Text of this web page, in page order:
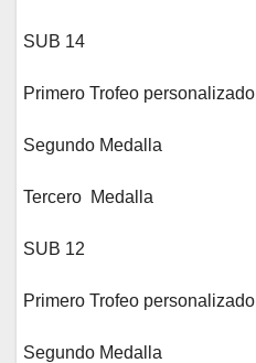
SUB 14
Primero Trofeo personalizado
Segundo Medalla
Tercero Medalla
SUB 12
Primero Trofeo personalizado
Segundo Medalla